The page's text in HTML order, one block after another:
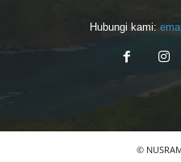
Hubungi kami:
©